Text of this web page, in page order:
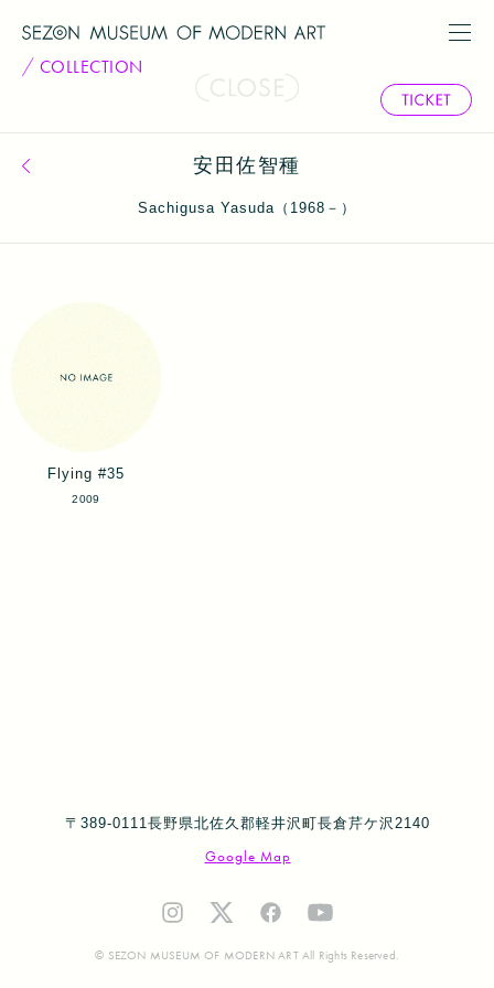
COLLECTION
コレクション一覧へ戻る安田佐智種
Sachigusa Yasuda（1968－）
Flying #35
2009
〒389-0111長野県北佐久郡軽井沢町長倉芹ケ沢2140
Google Map
© SEZON MUSEUM OF MODERN ART All Rights Reserved.